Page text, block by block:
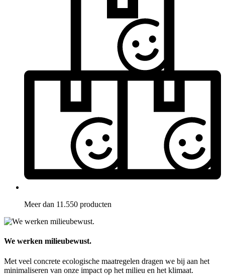
Meer dan 11.550 producten
We werken milieubewust.
Met veel concrete ecologische maatregelen dragen we bij aan het
minimaliseren van onze impact op het milieu en het klimaat.